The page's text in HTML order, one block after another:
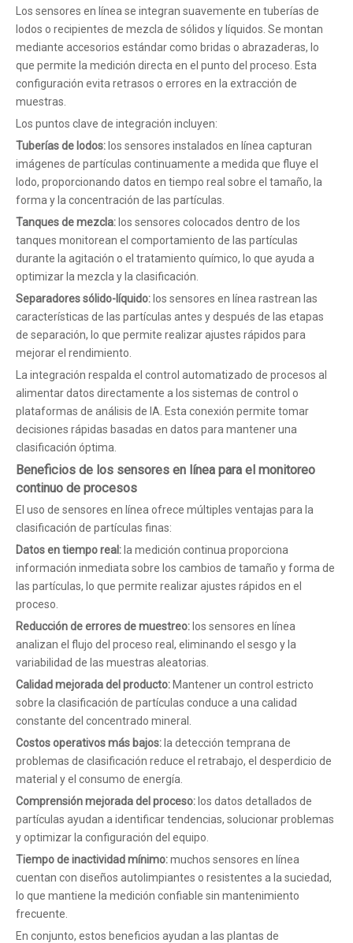
Los sensores en línea se integran suavemente en tuberías de
lodos o recipientes de mezcla de sólidos y líquidos. Se montan
mediante accesorios estándar como bridas o abrazaderas, lo
que permite la medición directa en el punto del proceso. Esta
configuración evita retrasos o errores en la extracción de
muestras.
Los puntos clave de integración incluyen:
Tuberías de lodos: los sensores instalados en línea capturan
imágenes de partículas continuamente a medida que fluye el
lodo, proporcionando datos en tiempo real sobre el tamaño, la
forma y la concentración de las partículas.
Tanques de mezcla: los sensores colocados dentro de los
tanques monitorean el comportamiento de las partículas
durante la agitación o el tratamiento químico, lo que ayuda a
optimizar la mezcla y la clasificación.
Separadores sólido-líquido: los sensores en línea rastrean las
características de las partículas antes y después de las etapas
de separación, lo que permite realizar ajustes rápidos para
mejorar el rendimiento.
La integración respalda el control automatizado de procesos al
alimentar datos directamente a los sistemas de control o
plataformas de análisis de IA. Esta conexión permite tomar
decisiones rápidas basadas en datos para mantener una
clasificación óptima.
Beneficios de los sensores en línea para el monitoreo
continuo de procesos
El uso de sensores en línea ofrece múltiples ventajas para la
clasificación de partículas finas:
Datos en tiempo real: la medición continua proporciona
información inmediata sobre los cambios de tamaño y forma de
las partículas, lo que permite realizar ajustes rápidos en el
proceso.
Reducción de errores de muestreo: los sensores en línea
analizan el flujo del proceso real, eliminando el sesgo y la
variabilidad de las muestras aleatorias.
Calidad mejorada del producto: Mantener un control estricto
sobre la clasificación de partículas conduce a una calidad
constante del concentrado mineral.
Costos operativos más bajos: la detección temprana de
problemas de clasificación reduce el retrabajo, el desperdicio de
material y el consumo de energía.
Comprensión mejorada del proceso: los datos detallados de
partículas ayudan a identificar tendencias, solucionar problemas
y optimizar la configuración del equipo.
Tiempo de inactividad mínimo:muchos sensores en línea
cuentan con diseños autolimpiantes o resistentes a la suciedad,
lo que mantiene la medición confiable sin mantenimiento
frecuente.
En conjunto, estos beneficios ayudan a las plantas de